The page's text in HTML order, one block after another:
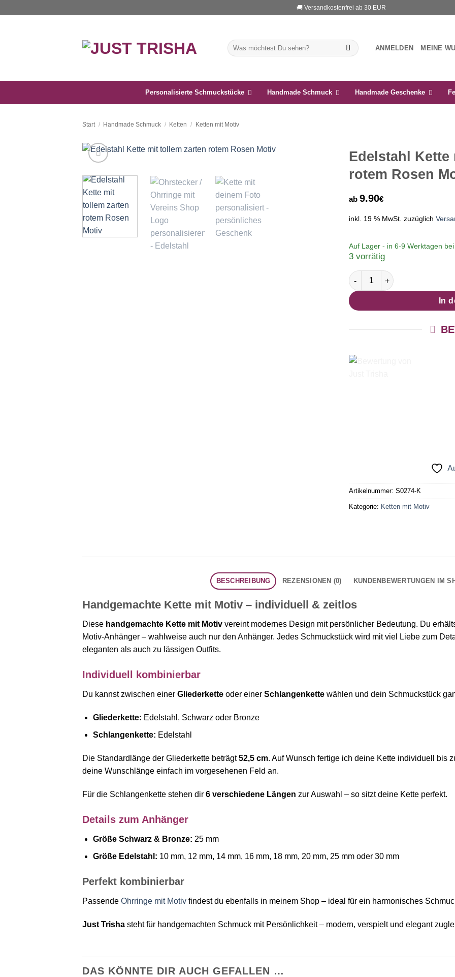
🚚 Versandkostenfrei ab 30 EUR
Suchen
nach:
ANMELDEN MEINE
Personalisierte Schmuckstücke Handmade Schmuck Handmade Geschenke
Start / Handmade Schmuck / Ketten / Ketten mit Motiv
Edelstahl
rotem Rosen
ab 9.90€
inkl. 19 % MwSt. zuzüglich
Auf Lager - in 6-9 Werktagen
3 vorrätig
Edelstahl Kette mit tollem
In
Artikelnummer: S0274-K
Kategorie: Ketten mit Motiv
BESCHREIBUNG REZENSIONEN (0) KUNDENBEWERTUNGEN IM
Handgemachte Kette mit Motiv – individuell & zeitlos
Diese handgemachte Kette mit Motiv vereint modernes Design mit persönlicher Bedeutung. Du
Motiv-Anhänger – wahlweise auch nur den Anhänger. Jedes Schmuckstück wird mit viel Liebe zum
eleganten als auch zu lässigen Outfits.
Individuell kombinierbar
Du kannst zwischen einer Gliederkette oder einer Schlangenkette wählen und dein Schmuckstück
Gliederkette: Edelstahl, Schwarz oder Bronze
Schlangenkette: Edelstahl
Die Standardlänge der Gliederkette beträgt52,5 cm. Auf Wunsch fertige ich deine Kette individuell bis
deine Wunschlänge einfach im vorgesehenen Feld an.
Für die Schlangenkette stehen dir 6 verschiedene Längen zur Auswahl – so sitzt deine Kette perfekt.
Details zum Anhänger
Größe Schwarz & Bronze: 25 mm
Größe Edelstahl: 10 mm, 12 mm, 14 mm, 16 mm, 18 mm, 20 mm, 25 mm oder 30 mm
Perfekt kombinierbar
Passende Ohrringe mit Motiv findest du ebenfalls in meinem Shop – ideal für ein harmonisches
Just Trisha steht für handgemachten Schmuck mit Persönlichkeit – modern, verspielt und elegant
DAS KÖNNTE DIR AUCH GEFALLEN …